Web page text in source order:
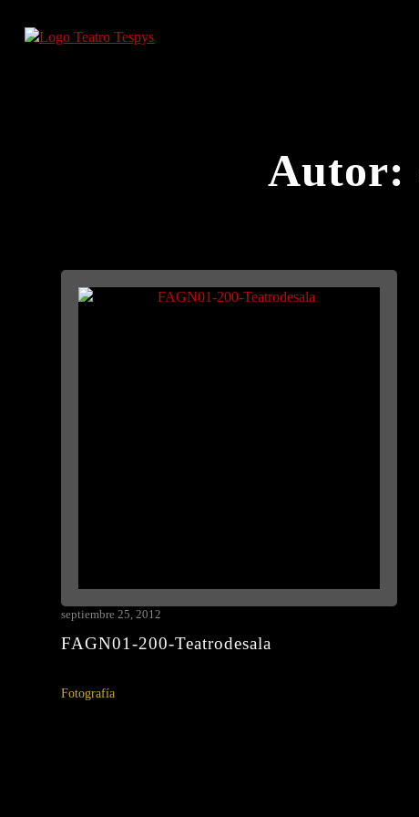
Autor:
FAGN01-200-Teatrodesala
septiembre 25, 2012
Fotografía